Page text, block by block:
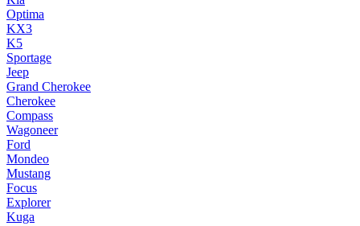
Optima
KX3
K5
Sportage
Jeep
Grand Cherokee
Cherokee
Compass
Wagoneer
Ford
Mondeo
Mustang
Focus
Explorer
Kuga